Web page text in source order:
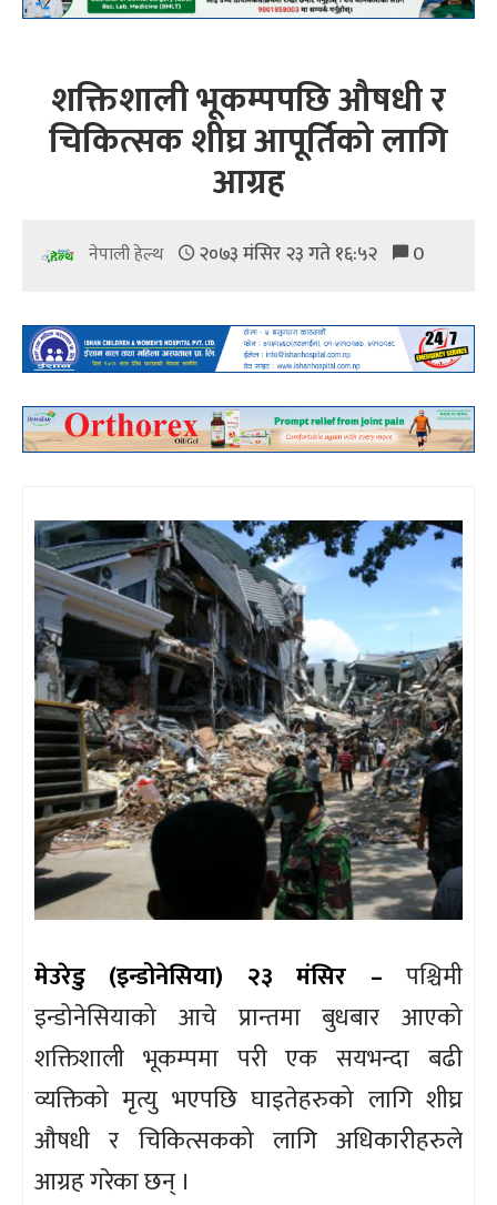
शक्तिशाली भूकम्पपछि औषधी र
चिकित्सक शीघ्र आपूर्तिको लागि
आग्रह
नेपाली हेल्थ २०७३ मंसिर २३ गते १६:५२ 0
मेउरेडु (इन्डोनेसिया) २३ मंसिर – पश्चिमी
इन्डोनेसियाको आचे प्रान्तमा बुधबार आएको
शक्तिशाली भूकम्पमा परी एक सयभन्दा बढी
व्यक्तिको मृत्यु भएपछि घाइतेहरुको लागि शीघ्र
औषधी र चिकित्सकको लागि अधिकारीहरुले
आग्रह गरेका छन् ।